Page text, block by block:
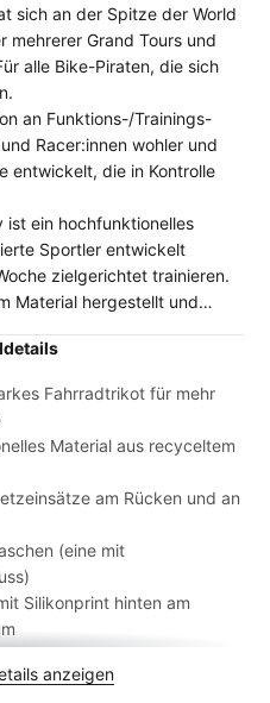
sich an der Spitze der World
mehrerer Grand Tours und
alle Bike-Piraten, die sich
an Funktions-/Trainings-
Racer:innen wohler und
entwickelt, die in Kontrolle
ist ein hochfunktionelles
Sportler entwickelt
zielgerichtet trainieren.
Material hergestellt und
Fahrten aus. Mesh-
sorgt, dass das Trikot
und Co.
Fahrradtrikot für mehr
Material aus recyceltem
am Rücken und an
(eine mit
Silikonprint hinten am
Polyester (recycelt) 14%
anzeigen